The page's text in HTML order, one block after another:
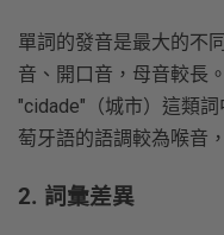
單詞的發音是最大的不
音、開口音，母音較長
"cidade"（城市）這類
萄牙語的語調較為喉音
2. 詞彙差異